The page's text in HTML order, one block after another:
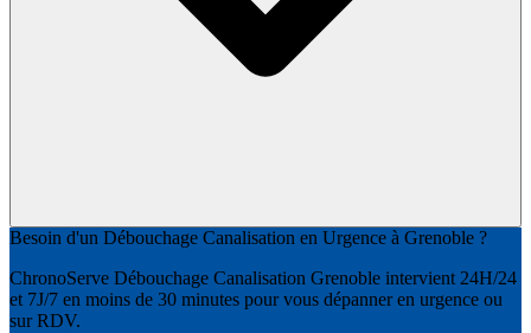
Besoin d'un Débouchage Canalisation en Urgence à Grenoble ?
ChronoServe Débouchage Canalisation Grenoble intervient 24H/24
et 7J/7 en moins de 30 minutes pour vous dépanner en urgence ou
sur RDV.